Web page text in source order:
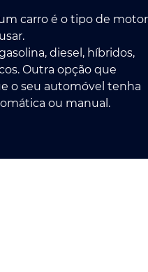
carro é o tipo de motor
diesel, híbridos,
Outra opção que
o seu automóvel tenha
ou manual.